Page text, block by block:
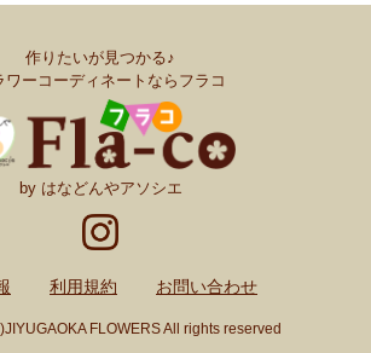
作りたいが見つかる♪
ワーコーディネートならフラコ
by はなどんやアソシエ
利用規約 お問い合わせ
FLOWERS All rights reserved